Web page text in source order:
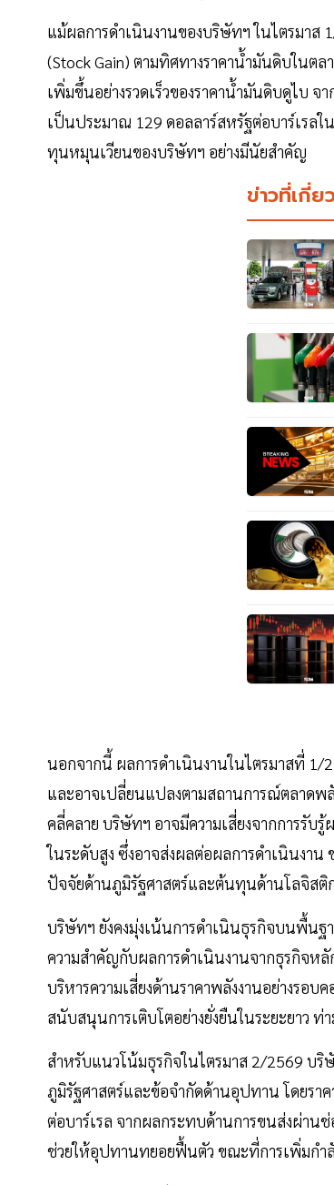
แม้ผลการดำเนินงานของบริษัทฯ ในไตรมา
(Stock Gain) ตามทิศทางราคาน้ำมันดิบในต
เพิ่มขึ้นอย่างรวดเร็วของราคาน้ำมันดิบดูไบ
เป็นประมาณ 129 ดอลลาร์สหรัฐต่อบาร์เรล
ทุนหมุนเวียนของบริษัทฯ อย่างมีนัยสำคัญ
ข่าวที่เกี่ย
นอกจากนี้ ผลการดำเนินงานในไตรมาสที่
และอาจเปลี่ยนแปลงตามสถานการณ์ตลาดพ
คลี่คลาย บริษัทฯ อาจมีความเสี่ยงจากการรั
ในระดับสูง ซึ่งอาจส่งผลต่อผลการดำเนินงา
ปัจจัยด้านภูมิรัฐศาสตร์และต้นทุนด้านโลจิสติ
บริษัทฯ ยังคงมุ่งเน้นการดำเนินธุรกิจบนพื้นฐ
ความสำคัญกับผลการดำเนินงานจากธุรกิจหลั
บริหารความเสี่ยงด้านราคาพลังงานอย่างรอบ
สนับสนุนการเติบโตอย่างยั่งยืนในระยะยาว
สำหรับแนวโน้มธุรกิจในไตรมาส 2/2569 บ
ภูมิรัฐศาสตร์และข้อจำกัดด้านอุปทาน โดยร
ต่อบาร์เรล จากผลกระทบด้านการขนส่งผ่าน
ช่วยให้อุปทานทยอยฟื้นตัว ขณะที่การเพิ่มกำลั